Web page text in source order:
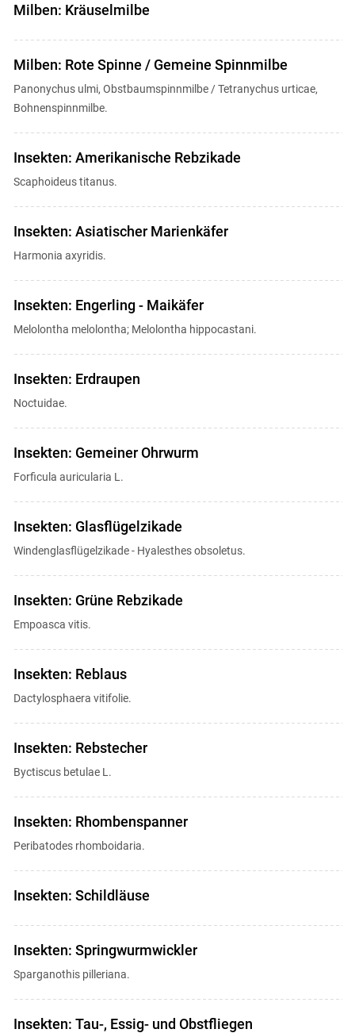
Milben: Kräuselmilbe
Milben: Rote Spinne / Gemeine Spinnmilbe
Panonychus ulmi, Obstbaumspinnmilbe / Tetranychus urticae,
Bohnenspinnmilbe.
Insekten: Amerikanische Rebzikade
Scaphoideus titanus.
Insekten: Asiatischer Marienkäfer
Harmonia axyridis.
Insekten: Engerling - Maikäfer
Melolontha melolontha; Melolontha hippocastani.
Insekten: Erdraupen
Noctuidae.
Insekten: Gemeiner Ohrwurm
Forficula auricularia L.
Insekten: Glasflügelzikade
Windenglasflügelzikade - Hyalesthes obsoletus.
Insekten: Grüne Rebzikade
Empoasca vitis.
Insekten: Reblaus
Dactylosphaera vitifolie.
Insekten: Rebstecher
Byctiscus betulae L.
Insekten: Rhombenspanner
Peribatodes rhomboidaria.
Insekten: Schildläuse
Insekten: Springwurmwickler
Sparganothis pilleriana.
Insekten: Tau-, Essig- und Obstfliegen